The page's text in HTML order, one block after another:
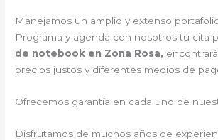
Manejamos un amplio y extenso
Programa y agenda con nosotros tu cita
de notebook en Zona Rosa,
precios justos y diferentes medios de
Ofrecemos garantía en cada uno de
Disfrutamos de muchos años de